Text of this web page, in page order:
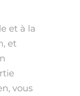
et à la
et
vous